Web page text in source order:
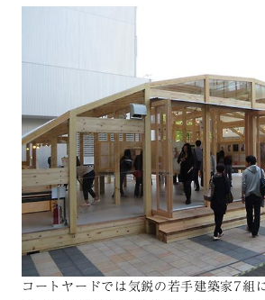
コートヤードでは気鋭の若手建築家7組